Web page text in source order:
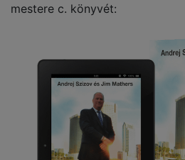
mestere c. könyvét: